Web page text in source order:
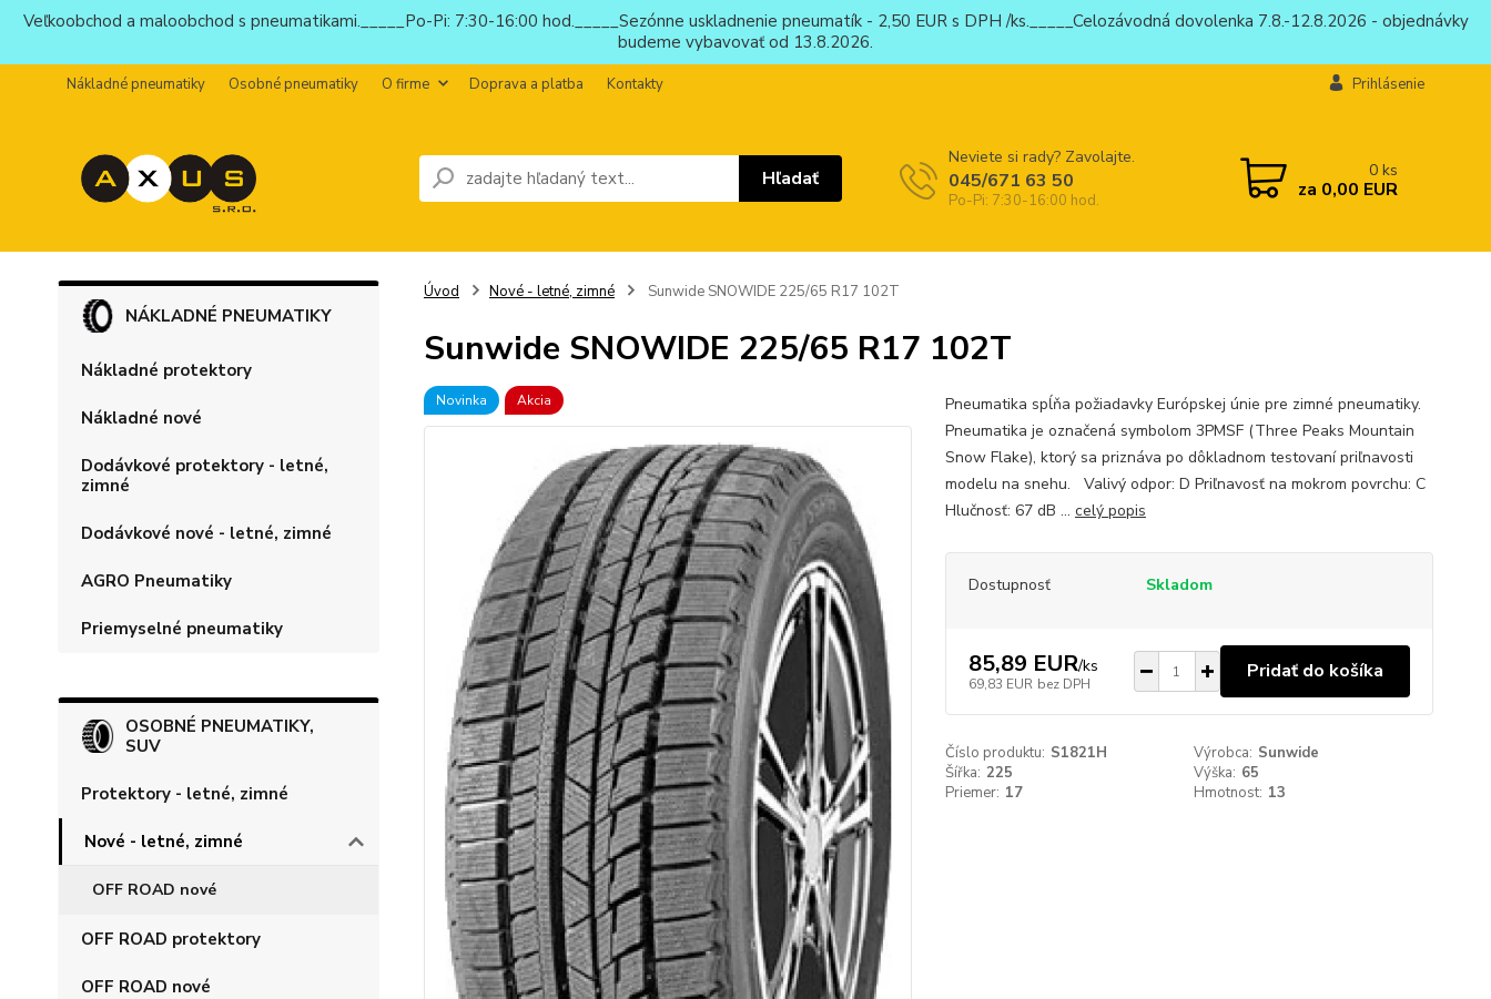
Veľkoobchod a maloobchod s pneumatikami._____Po-Pi: 7:30-16:00 hod._____Sezónne uskladnenie pneumatík - 2,50 EUR s DPH /ks._____Celozávodná dovolenka 7.8.-12.8.2026 - objednávky
budeme vybavovať od 13.8.2026.
Nákladné pneumatiky Osobné pneumatiky O firme Doprava a platba Kontakty Prihlásenie
Hľadať
Neviete si rady? Zavolajte.
045/671 63 50
Po-Pi: 7:30-16:00 hod.
0 ks
za 0,00 EUR
NÁKLADNÉ PNEUMATIKY
Nákladné protektory
Nákladné nové
Dodávkové protektory - letné,
zimné
Dodávkové nové - letné, zimné
AGRO Pneumatiky
Priemyselné pneumatiky
OSOBNÉ PNEUMATIKY,
SUV
Protektory - letné, zimné
Nové - letné, zimné
OFF ROAD nové
OFF ROAD protektory
OFF ROAD nové
Úvod Nové - letné, zimné Sunwide SNOWIDE 225/65 R17 102T
Sunwide SNOWIDE 225/65 R17 102T
Novinka Akcia
Pneumatika spĺňa požiadavky Európskej únie pre zimné pneumatiky.
Pneumatika je označená symbolom 3PMSF (Three Peaks Mountain
Snow Flake), ktorý sa priznáva po dôkladnom testovaní priľnavosti
modelu na snehu. Valivý odpor: D Priľnavosť na mokrom povrchu: C
Hlučnosť: 67 dB ... celý popis
Dostupnosť Skladom
85,89 EUR/ks
69,83 EUR bez DPH
Pridať do košíka
Číslo produktu: S1821H Výrobca: Sunwide
Šířka: 225 Výška: 65
Priemer: 17 Hmotnost: 13